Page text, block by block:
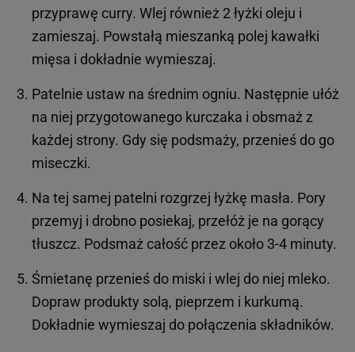
przyprawę curry. Wlej również 2 łyżki oleju i
zamieszaj. Powstałą mieszanką polej kawałki
mięsa i dokładnie wymieszaj.
Patelnie ustaw na średnim ogniu. Następnie ułóż
na niej przygotowanego kurczaka i obsmaż z
każdej strony. Gdy się podsmaży, przenieś do go
miseczki.
Na tej samej patelni rozgrzej łyżkę masła. Pory
przemyj i drobno posiekaj, przełóż je na gorący
tłuszcz. Podsmaż całość przez około 3-4 minuty.
Śmietanę przenieś do miski i wlej do niej mleko.
Dopraw produkty solą, pieprzem i kurkumą.
Dokładnie wymieszaj do połączenia składników.